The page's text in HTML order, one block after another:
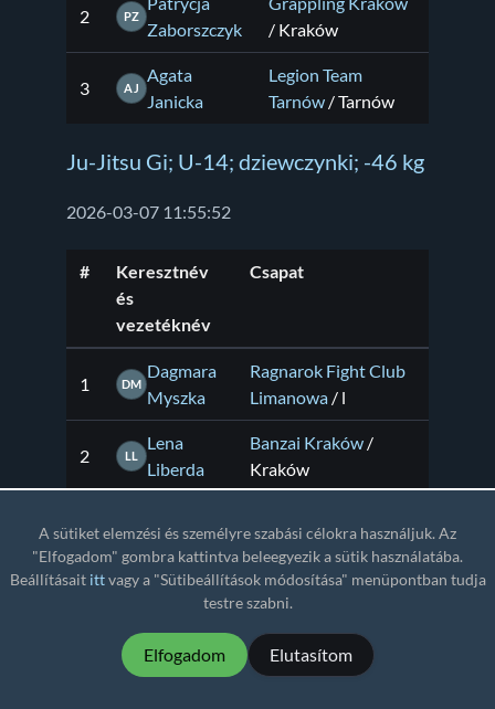
2 PZ
Zaborszczyk
/ Kraków
3 AJ
Agata
Janicka
Legion Team
Tarnów / Tarnów
Ju-Jitsu Gi; U-14; dziewczynki; -46 kg
2026-03-07 11:55:52
#
Keresztnév
és
vezetéknév
Csapat
1 DM
Dagmara
Myszka
Ragnarok Fight Club
Limanowa / l
2 LL
Lena
Liberda
Banzai Kraków /
Kraków
3 MS
Marcelina
Szado
Academy Resistencja
/ Szaflary
Patrycja
Augustyn
Grappling Kraków
Kraków
A sütiket elemzési és személyre szabási célokra használjuk. Az
"Elfogadom" gombra kattintva beleegyezik a sütik használatába.
Beállításait ittvagy a "Sütibeállítások módosítása" menüpontban tudja
testre szabni.
Elfogadom Elutasítom